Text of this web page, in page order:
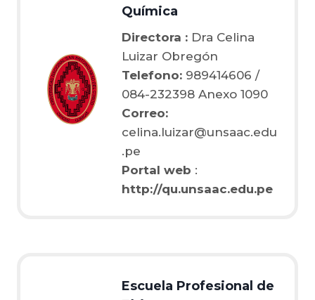
Química
Directora : Dra Celina
Luizar Obregón
Telefono: 989414606 /
084-232398 Anexo 1090
Correo:
celina.luizar@unsaac.edu
.pe
Portal web :
http://qu.unsaac.edu.pe
Escuela Profesional de